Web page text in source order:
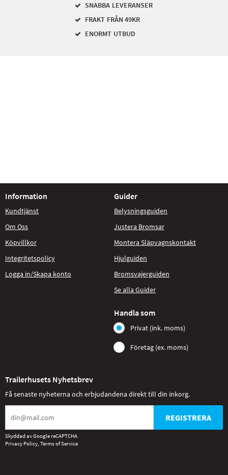
SNABBA LEVERANSER
FRAKT FRÅN 49KR
ENORMT UTBUD
Information
Kundtjänst
Om Oss
Köpvillkor
Integritetspolicy
Logga in/Skapa konto
Guider
Belysningsguiden
Justera Bromsar
Montera Släpvagnskontakt
Hjulguiden
Bromsvajerguiden
Se alla Guider
Handla som
Privat (ink. moms)
Företag (ex. moms)
Trailerhusets Nyhetsbrev
Få senaste nyheterna och erbjudandena direkt till din inkorg.
REGISTRERA
Skyddad av Google reCAPTCHA
Privacy Policy, Terms of Service